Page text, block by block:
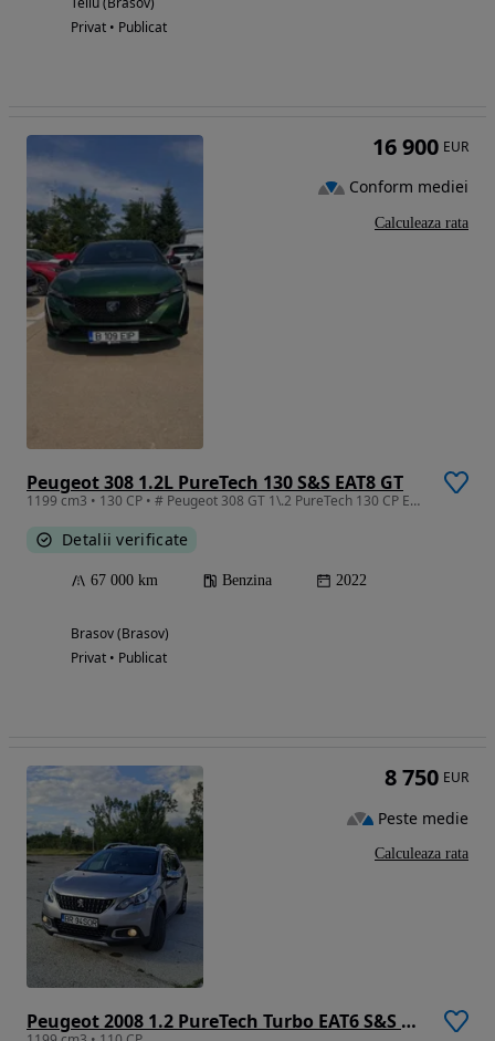
Privat • Publicat
Peugeot 308 1.2L PureTech 130 S&S EAT8 GT
1199 cm3 • 130 CP • # Peugeot 308 GT 1\.2 PureTech 130 CP EAT8 – Green Olivine \| Full LED
Detalii verificate
67 000 km Benzina 2022
Brasov (Brasov)
Privat • Publicat
16 900 EUR
Conform mediei
Calculeaza rata
Peugeot 2008 1.2 PureTech Turbo EAT6 S&S Allure
8 750 EUR
Peste medie
Calculeaza rata